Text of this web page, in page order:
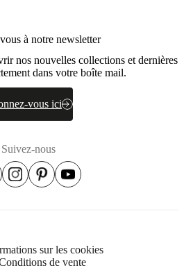
à notre newsletter
nos nouvelles collections et dernières
dans votre boîte mail.
vous ici
Suivez-nous
sur les cookies
de vente